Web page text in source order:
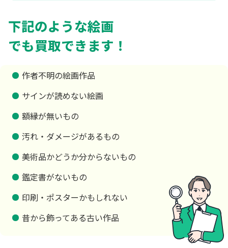
下記のような絵画
でも買取できます！
作者不明の絵画作品
サインが読めない絵画
額縁が無いもの
汚れ・ダメージがあるもの
美術品かどうか分からないもの
鑑定書がないもの
印刷・ポスターかもしれない
昔から飾ってある古い作品